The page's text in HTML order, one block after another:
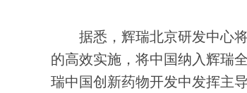
据悉，辉瑞北京研发中心将
的高效实施，将中国纳入辉瑞
瑞中国创新药物开发中发挥主